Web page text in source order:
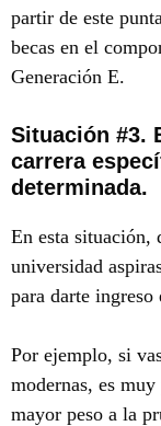
partir de este
becas en el
Generación E.
Situación #3.
carrera
determinada.
En esta situación,
universidad
para darte ingreso
Por ejemplo, si
modernas, es
mayor peso a la